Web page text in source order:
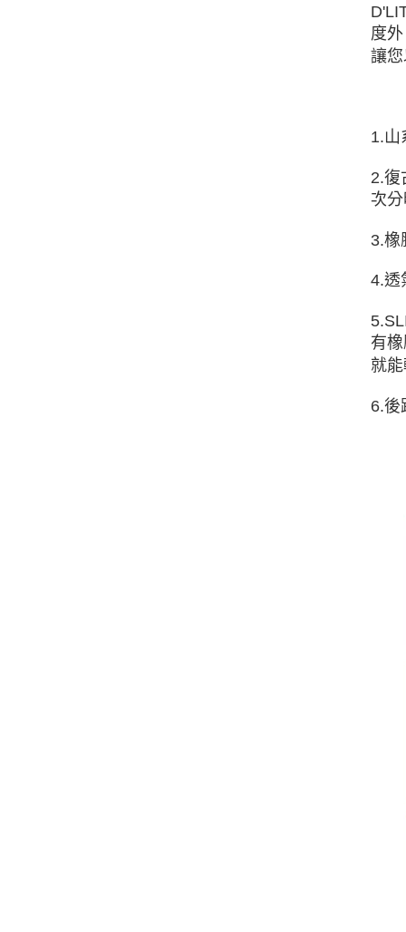
度
讓
1.山
2.復
次
3.橡
4.透
有
就
6.後